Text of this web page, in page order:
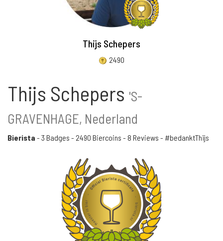
Thijs Schepers
2490
Thijs Schepers 'S-
GRAVENHAGE, Nederland
Bierista - 3 Badges - 2490 Biercoins - 8 Reviews - #bedanktThijs